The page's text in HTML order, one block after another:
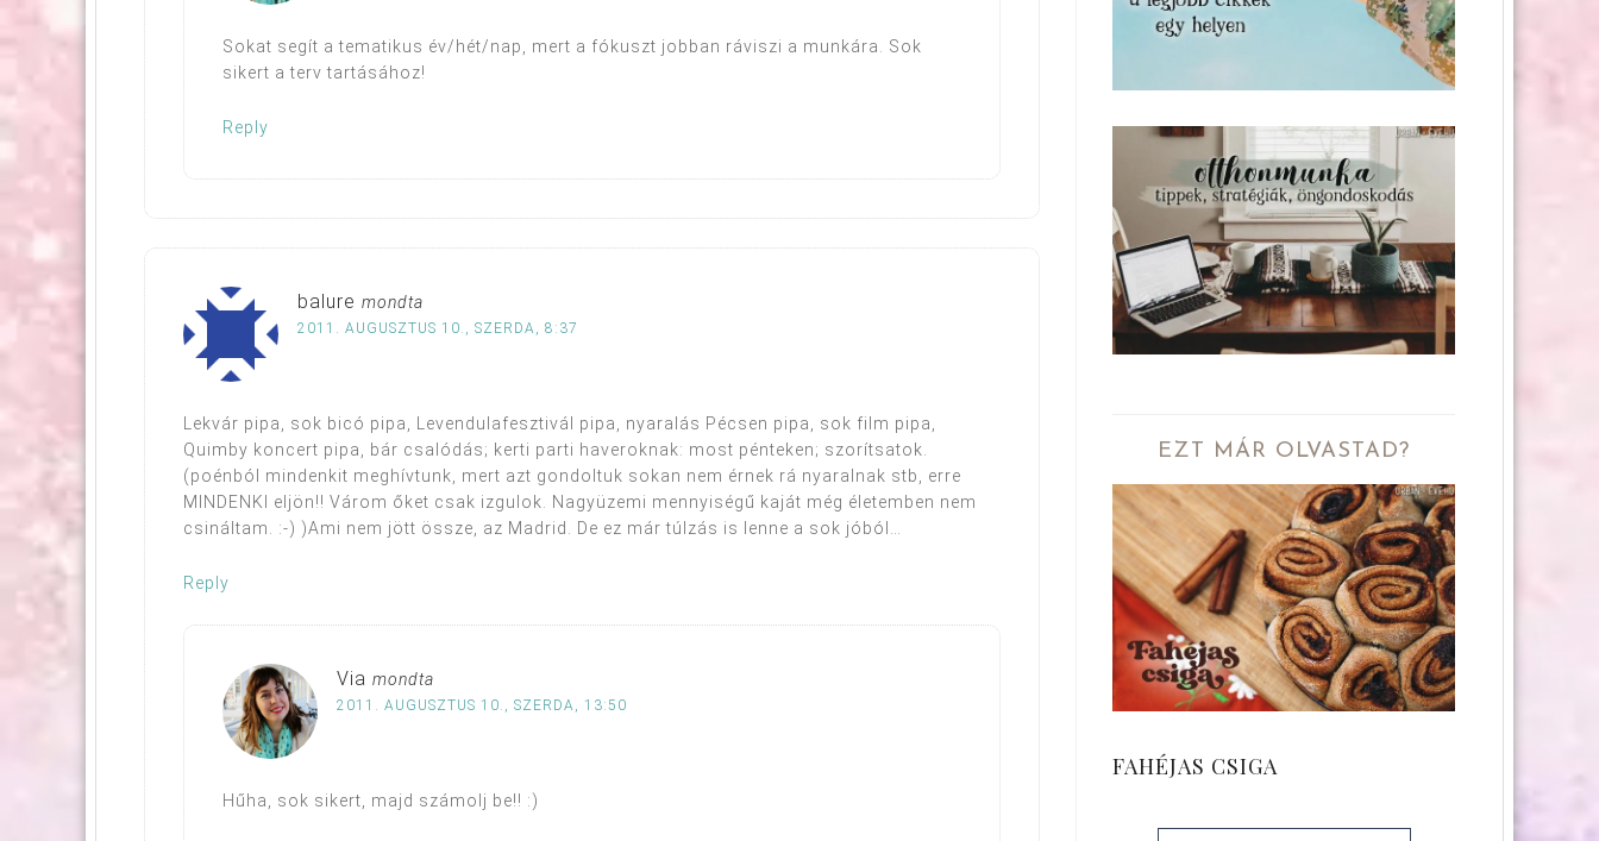
Sokat segít a tematikus év/hét/nap, mert a fókuszt jobban ráviszi a munkára. Sok
sikert a terv tartásához!
Reply
balure mondta
2011. AUGUSZTUS 10., SZERDA, 8:37
Lekvár pipa, sok bicó pipa, Levendulafesztivál pipa, nyaralás Pécsen pipa, sok film pipa,
Quimby koncert pipa, bár csalódás; kerti parti haveroknak: most pénteken; szorítsatok.
(poénból mindenkit meghívtunk, mert azt gondoltuk sokan nem érnek rá nyaralnak stb, erre
MINDENKI eljön!! Várom őket csak izgulok. Nagyüzemi mennyiségű kaját még életemben nem
csináltam. :-) )Ami nem jött össze, az Madrid. De ez már túlzás is lenne a sok jóból…
Reply
Via mondta
2011. AUGUSZTUS 10., SZERDA, 13:50
Hűha, sok sikert, majd számolj be!! :)
EZT MÁR OLVASTAD?
FAHÉJAS CSIGA